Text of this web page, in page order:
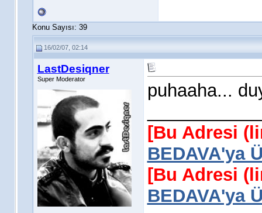
Konu Sayısı: 39
16/02/07, 02:14
LastDesiqner
Super Moderator
puhaaha...
[Bu Adresi
BEDAVA'ya
[Bu Adresi
BEDAVA'ya